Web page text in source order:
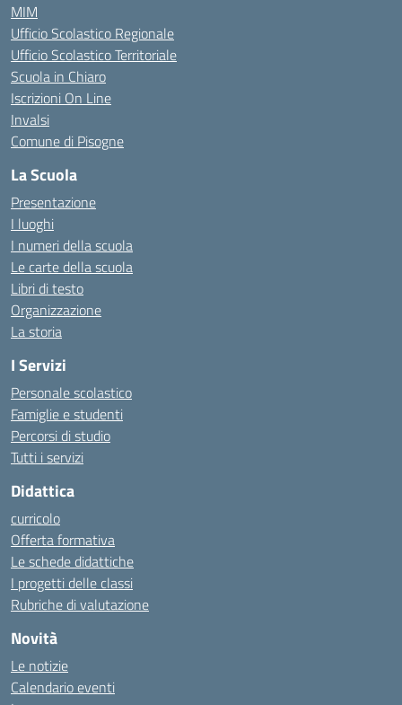
MIM
Ufficio Scolastico Regionale
Ufficio Scolastico Territoriale
Scuola in Chiaro
Iscrizioni On Line
Invalsi
Comune di Pisogne
La Scuola
Presentazione
I luoghi
I numeri della scuola
Le carte della scuola
Libri di testo
Organizzazione
La storia
I Servizi
Personale scolastico
Famiglie e studenti
Percorsi di studio
Tutti i servizi
Didattica
curricolo
Offerta formativa
Le schede didattiche
I progetti delle classi
Rubriche di valutazione
Novità
Le notizie
Calendario eventi